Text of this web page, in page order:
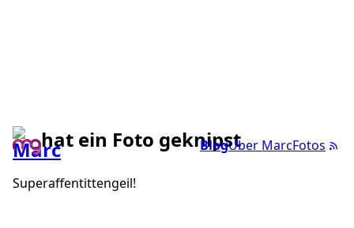
BlogÜber MarcFotos
hat ein Foto geknipst
Superaffentittengeil!